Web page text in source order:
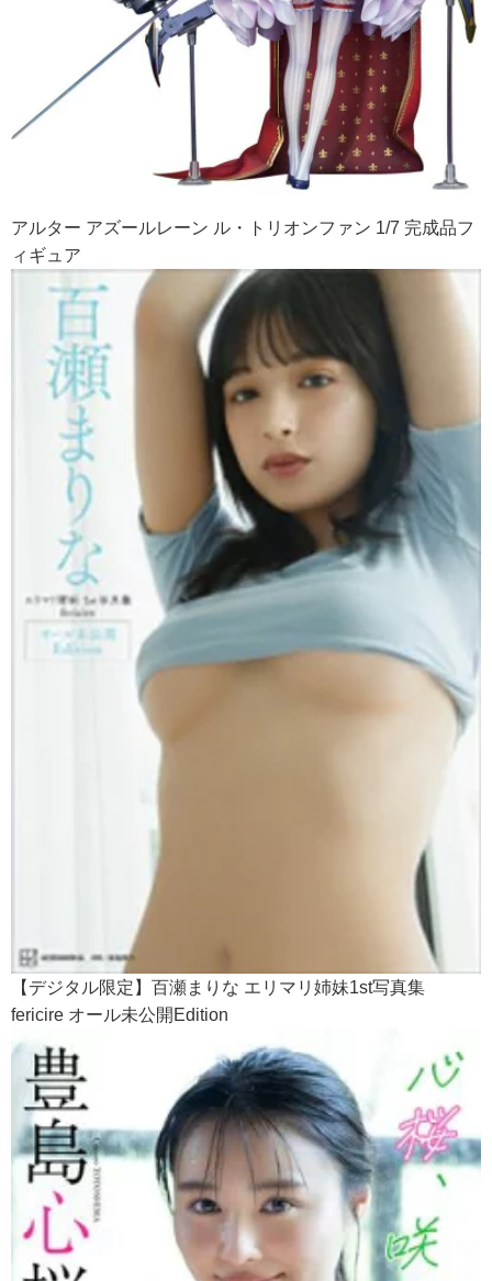
アルター アズールレーン ル・トリオンファン 1/7 完成品フ
ィギュア
【デジタル限定】百瀬まりな エリマリ姉妹1st写真集
fericire オール未公開Edition